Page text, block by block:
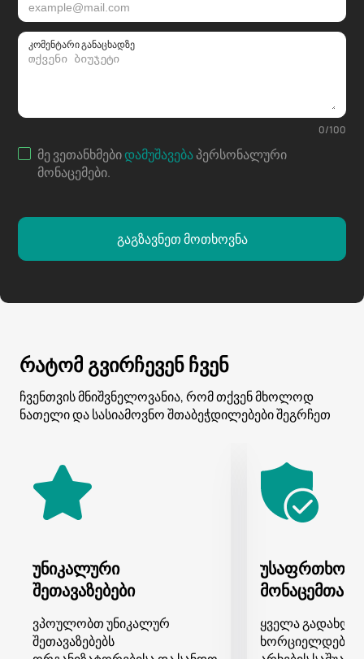
კომენტარი განაცხადზე
0/100
მე ვეთანხმებიდამუშავებაპერსონალური
მონაცემები.
გაგზავნეთ მოთხოვნა
რატომ გვირჩევენ ჩვენ
ჩვენთვის მნიშვნელოვანია, რომ თქვენ მხოლოდ
ნათელი და სასიამოვნო შთაბეჭდილებები შეგრჩეთ
უნიკალური
შეთავაზებები
ვპოულობთ უნიკალურ
შეთავაზებებს
უსაფრთხო
მონაცემთა
ყველა გადახდა
ხორციელდება